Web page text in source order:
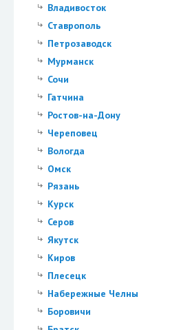
Владивосток
Ставрополь
Петрозаводск
Мурманск
Сочи
Гатчина
Ростов-на-Дону
Череповец
Вологда
Омск
Рязань
Курск
Серов
Якутск
Киров
Плесецк
Набережные Челны
Боровичи